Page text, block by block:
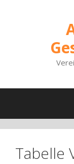
Tabelle